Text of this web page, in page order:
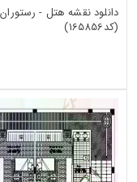
دانلود نقشه هتل -
(کد165856)